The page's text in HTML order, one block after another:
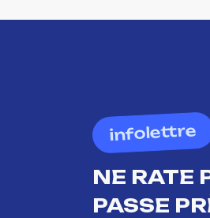
infolettre
NE RATE
PASSE